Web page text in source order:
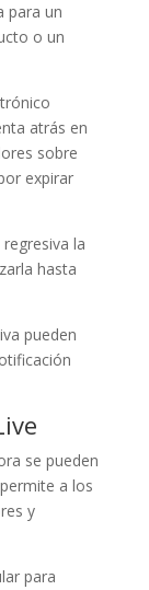
para un
o un
atrás en
sobre
expirar
la
hasta
pueden
se pueden
a los
y
para